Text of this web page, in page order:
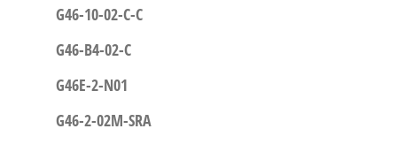
G46-10-02-C-C
G46-B4-02-C
G46E-2-N01
G46-2-02M-SRA